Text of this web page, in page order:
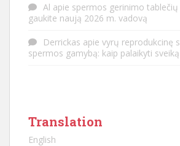
Al apie spermos gerinimo tablečių
gaukite naują 2026 m. vadovą
Derrickas apie vyrų reprodukcinę
spermos gamybą: kaip palaikyti
Translation
English